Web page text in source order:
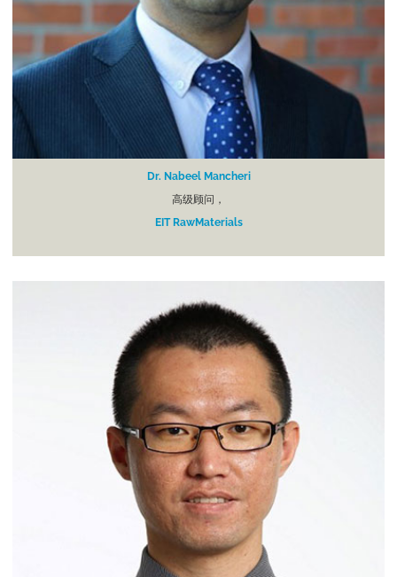
Dr. Nabeel Mancheri
高级顾问，
EIT RawMaterials